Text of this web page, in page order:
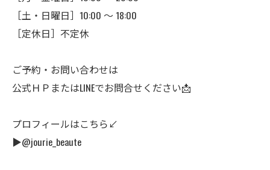
［土・日曜日］10:00 ～ 18:00
［定休日］不定休
ご予約・お問い合わせは
公式ＨＰまたはLINEでお問合せください📩
プロフィールはこちら↙
▶@jourie_beaute